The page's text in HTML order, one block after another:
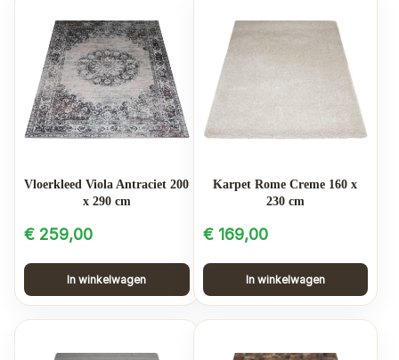
Vloerkleed Viola Antraciet 200
x 290 cm
€ 259,00
In winkelwagen
Karpet Rome Creme 160 x
230 cm
€169,00
In winkelwagen